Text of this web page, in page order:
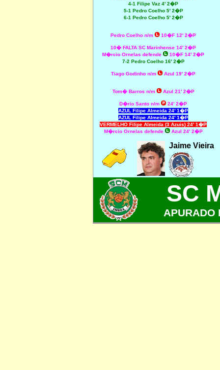
4-1 Filipe Vaz 4' 2�P
5-1 Pedro Coelho 5' 2�P
6-1 Pedro Coelho 5' 2�P
Pedro Coelho n/m 10�F 12' 2�P
10� FALTA SC Marinhense 14' 2�P
M�rcio Ornelas defende
10�F 14' 2�P
7-2 Pedro Coelho 16' 2�P
Tiago Godinho n/m Azul 19' 2�P
Tom� Barros n/m Azul 21' 2�P
D�rio Santo n/m
24' 2�P
AZUL Filipe Almeida 24' 1�P
AZUL Filipe Almeida 24' 1�P
VERMELHO Filipe Almeida (3 Azuis) 24' 1�P
M�rcio Ornelas defende
Azul 24' 2�P
Jaime Vieira
SC
APURADO